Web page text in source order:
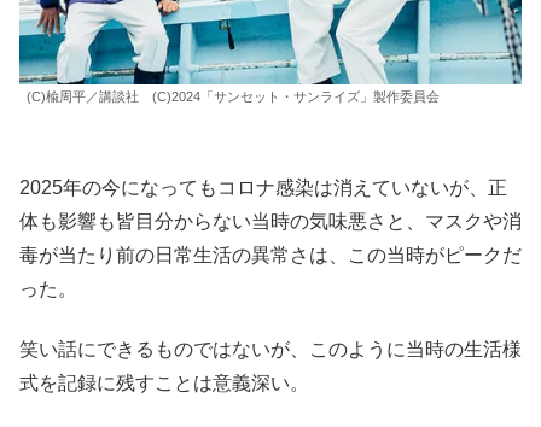
(C)楡周平／講談社 (C)2024「サンセット・サンライズ」製作委員会
2025年の今になってもコロナ感染は消えていないが、正
体も影響も皆目分からない当時の気味悪さと、マスクや消
毒が当たり前の日常生活の異常さは、この当時がピークだ
った。
笑い話にできるものではないが、このように当時の生活様
式を記録に残すことは意義深い。